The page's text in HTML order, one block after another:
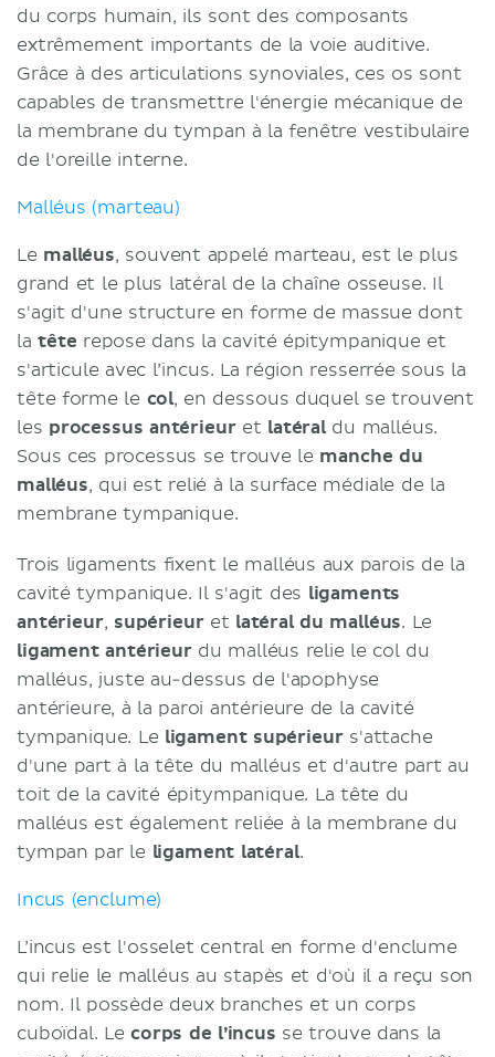
du corps humain, ils sont des composants
extrêmement importants de la voie auditive.
Grâce à des articulations synoviales, ces os sont
capables de transmettre l'énergie mécanique de
la membrane du tympan à la fenêtre vestibulaire
de l'oreille interne.
Malléus (marteau)
Le malléus, souvent appelé marteau, est le plus
grand et le plus latéral de la chaîne osseuse. Il
s'agit d'une structure en forme de massue dont
latête repose dans la cavité épitympanique et
s'articule avec l’incus. La région resserrée sous la
tête forme le col, en dessous duquel se trouvent
les processus antérieuret latéraldu malléus.
Sous ces processus se trouve le manche du
malléus, qui est relié à la surface médiale de la
membrane tympanique.
Trois ligaments fixent le malléus aux parois de la
cavité tympanique. Il s'agit des ligaments
antérieur, supérieuret latéraldu malléus. Le
ligament antérieurdu malléus relie le col du
malléus, juste au-dessus de l'apophyse
antérieure, à la paroi antérieure de la cavité
tympanique. Le ligament supérieurs'attache
d'une part à la tête du malléus et d'autre part au
toit de la cavité épitympanique. La tête du
malléus est également reliée à la membrane du
tympan par le ligament latéral.
Incus (enclume)
L’incus est l'osselet central en forme d'enclume
qui relie le malléus au stapès et d'où il a reçu son
nom. Il possède deux branches et un corps
cuboïdal. Lecorps de l’incus se trouve dans la